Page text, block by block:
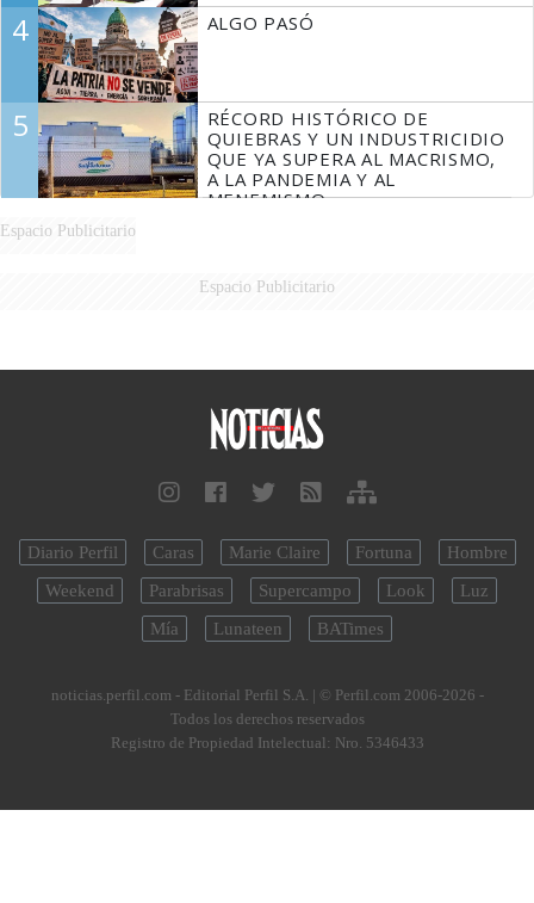
4 ALGO PASÓ
5
RÉCORD HISTÓRICO DE
QUIEBRAS Y UN INDUSTRICIDIO
QUE YA SUPERA AL MACRISMO,
A LA PANDEMIA Y AL
MENEMISMO
Espacio Publicitario
Espacio Publicitario
Diario Perfil Caras Marie Claire Fortuna
Hombre
Weekend
Parabrisas Supercampo Look
Luz
Mía
Lunateen BATimes
noticias.perfil.com - Editorial Perfil S.A. | © Perfil.com 2006-2026 -
Todos los derechos reservados
Registro de Propiedad Intelectual: Nro. 5346433